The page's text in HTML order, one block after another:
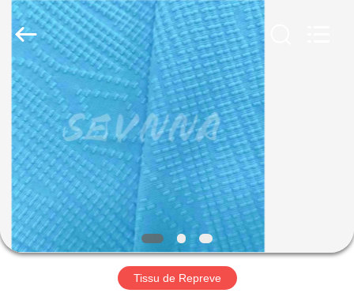
MAISON
PRODUITS
VR
SHOW
2019
SEVNNA
TEXTILE.
Rights
Reserved.
Tissu de Repreve